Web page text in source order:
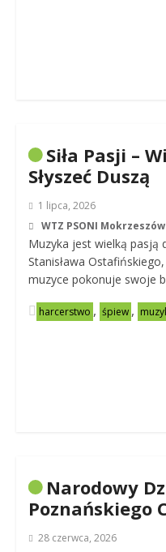
Siła Pasji –
Słyszeć Duszą
1 lipca, 2026
WTZ PSONI Mokrzeszów
Muzyka jest wielką pasją
Stanisława
muzyce pokonuje swoje
harcerstwo , śpiew ,
Narodowy
Poznańskiego
28 czerwca, 2026